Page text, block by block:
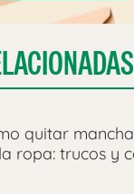
quitar
ropa: trucos y